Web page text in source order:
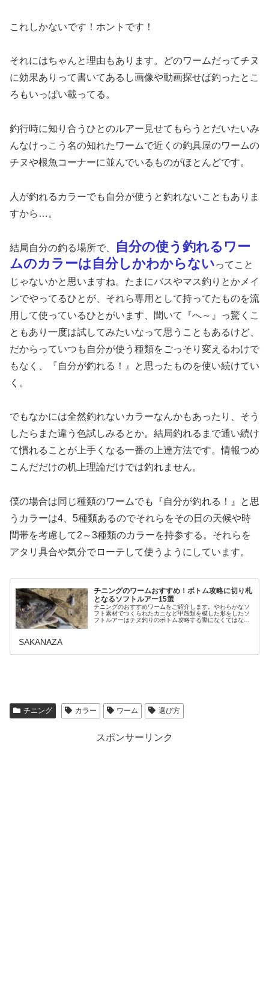
これしかないです！ホントです！
それにはちゃんと理由もあります。どのワームだってチヌ
に効果ありって書いてあるし画像や動画探せば釣ったとこ
ろもいっぱい載ってる。
釣行時に知り合うひとのルアー見せてもらうとだいたいみ
んなけっこう名の知れたワームで近くの釣具屋のワームの
チヌや根魚コーナーに並んでいるものがほとんどです。
人が釣れるカラーでも自分が使うと釣れないこともありま
すから…。
結局自分の釣る場所で、
自分の使う釣れるワー
ムのカラーは自分しかわからないってこと
じゃないかと思いますね。たまにバスやマス釣りとかメイ
ンでやってるひとが、それら専用として持ってたものを流
用して使っているひとがいます、聞いて『へ～』っ驚くこ
ともあり一度は試してみたいなって思うこともあるけど、
だからっていつも自分が使う種類をごっそり変えるわけで
もなく、『自分が釣れる！』と思ったものを使い続けてい
く。
でもなかには全然釣れないカラーなんかもあったり、そう
したらまた違う色試しみるとか。結局釣れるまで通い続け
て慣れることが上手くなる一番の上達方法です。情報つめ
こんだだけの机上理論だけでは釣れません。
僕の場合は同じ種類のワームでも『自分が釣れる！』と思
うカラーは4、5種類あるのでそれらをその日の天候や時
間帯を考慮して2～3種類のカラーを持参する。それらを
アタリ具合や気分でローテして使うようにしています。
チニングのワームおすすめ！ボトム攻略に切り札
となるソフトルアー15選
チニングのおすすめワームをご紹介します。やわらかなソ
フト素材でつくられたカニなど甲殻類を模した形をしたソ
フトルアーはチヌ釣りのボトム攻略する際になくてはなら
SAKANAZA
チニング カラー ワーム 選び方
スポンサーリンク